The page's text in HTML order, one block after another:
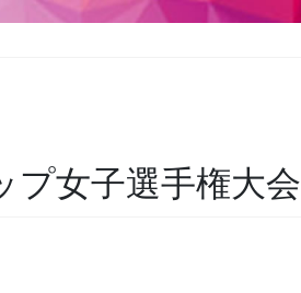
プ女子選手権大会